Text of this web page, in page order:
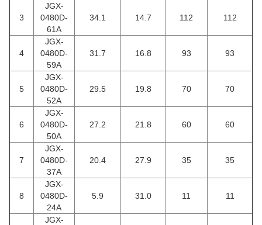
3
JGX-
0480D-
61A
34.1 14.7 112 112
4
JGX-
0480D-
59A
31.7 16.8 93 93
5
JGX-
0480D-
52A
29.5 19.8 70 70
6
JGX-
0480D-
50A
27.2 21.8 60 60
7
JGX-
0480D-
37A
20.4 27.9 35 35
8
JGX-
0480D-
24A
5.9 31.0 11 11
JGX-